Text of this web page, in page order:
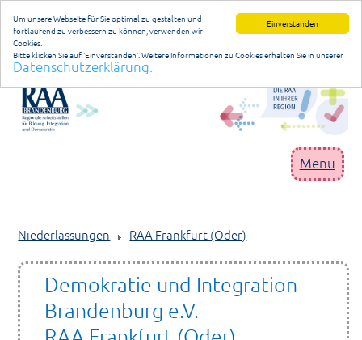
Einverstanden
Um unsere Webseite für Sie optimal zu gestalten und
fortlaufend zu verbessern zu können, verwenden wir
Cookies.
Bitte klicken Sie auf 'Einverstanden'. Weitere Informationen zu Cookies erhalten Sie in unserer
Datenschutzerklärung.
Datenschutzerklärung anmelden
Menü
Niederlassungen
Projekte/Programme
Niederlassungen RAA Frankfurt (Oder)
Demokratie und Integration
Brandenburg e.V.